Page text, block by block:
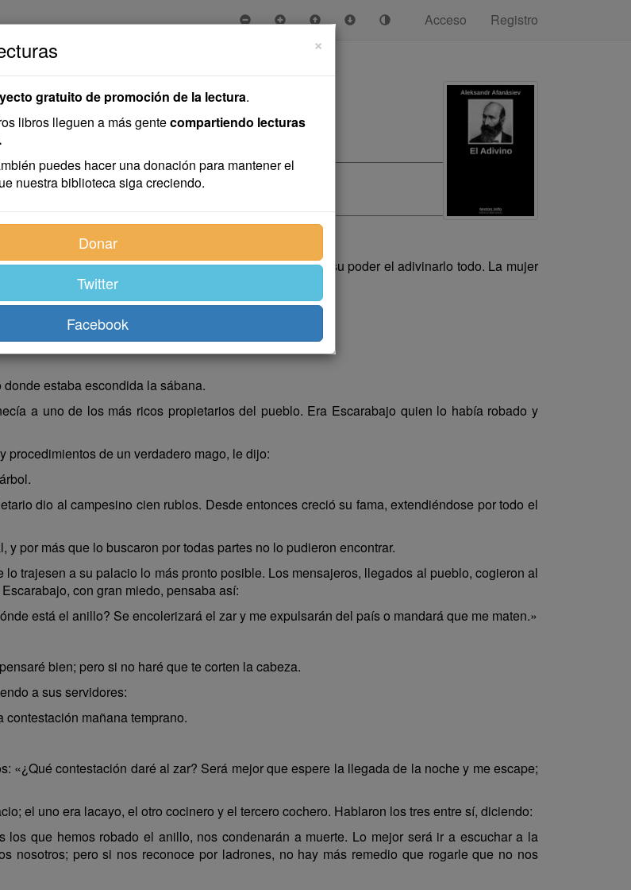
Acceso
Registro
quería adquirir fama de adivino.
de paja y se empezó a alabar diciendo que estaba en su poder el adivinarlo todo. La mujer
El campesino le preguntó:
estaba escondida la sábana.
a uno de los más ricos propietarios del pueblo. Era Escarabajo quien lo había robado y
procedimientos de un verdadero mago, le dijo:
dio al campesino cien rublos. Desde entonces creció su fama, extendiéndose por todo el
por más que lo buscaron por todas partes no lo pudieron encontrar.
trajesen a su palacio lo más pronto posible. Los mensajeros, llegados al pueblo, cogieron al
con gran miedo, pensaba así:
está el anillo? Se encolerizará el zar y me expulsarán del país o mandará que me maten.»
bien; pero si no haré que te corten la cabeza.
a sus servidores:
mañana temprano.
«¿Qué contestación daré al zar? Será mejor que espere la llegada de la noche y me escape;
el uno era lacayo, el otro cocinero y el tercero cochero. Hablaron los tres entre sí, diciendo:
que hemos robado el anillo, nos condenarán a muerte. Lo mejor será ir a escuchar a la
nosotros; pero si nos reconoce por ladrones, no hay más remedio que rogarle que no nos
×
gratuito de promoción de la lectura.
libros lleguen a más gentecompartiendo lecturas
puedes hacer una donación para mantener el
nuestra biblioteca siga creciendo.
Donar
Twitter
Facebook